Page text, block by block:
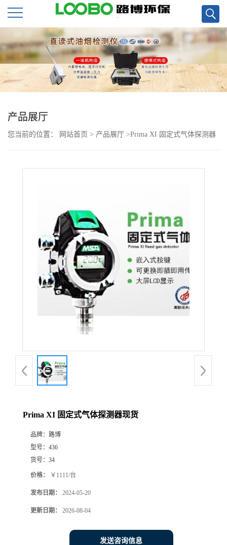
公
司
首
页
公
品
厅
产品展厅
您当前的位置： 网站首页 > 产品展厅 >Prima XI 固定式气体探测器
Prima XI 固定式气体探测器现货
品牌： 路博
型号： 436
货号： 34
价格： ￥1111/台
发布日期： 2024-05-20
更新日期： 2026-08-04
发送咨询信息